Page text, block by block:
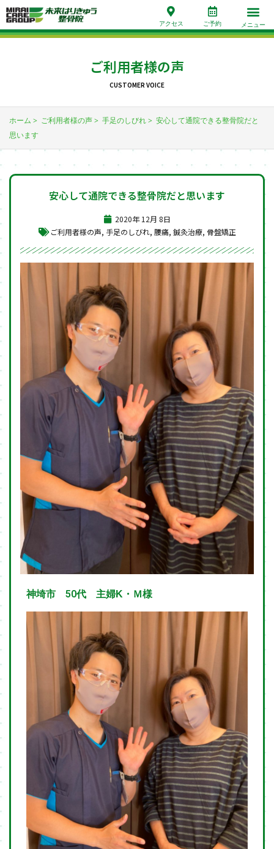
アクセス ご予約 メニュー
ご利用者様の声
CUSTOMER VOICE
ホーム ご利用者様の声 手足のしびれ
安心して通院できる整骨院だと
思います
安心して通院できる整骨院だと思います
2020年 12月 8日
ご利用者様の声, 手足のしびれ, 腰痛, 鍼灸治療, 骨盤矯正
神埼市 50代 主婦K・Ｍ様